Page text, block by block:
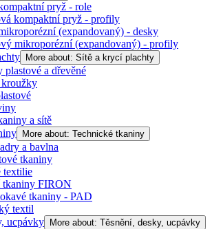
pryž - role
kompaktní pryž - profily
(expandovaný) - desky
mikroporézní (expandovaný) - profily
More about: Sítě a krycí plachty
plastové a dřevěné
kroužky
a sítě
More about: Technické tkaniny
a bavlna
tkaniny
textilie
tkaniny FIRON
tkaniny - PAD
textil
ucpávky
More about: Těsnění, desky, ucpávky